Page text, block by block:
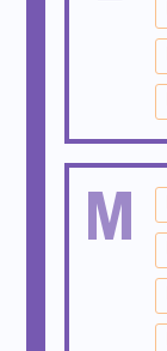
M